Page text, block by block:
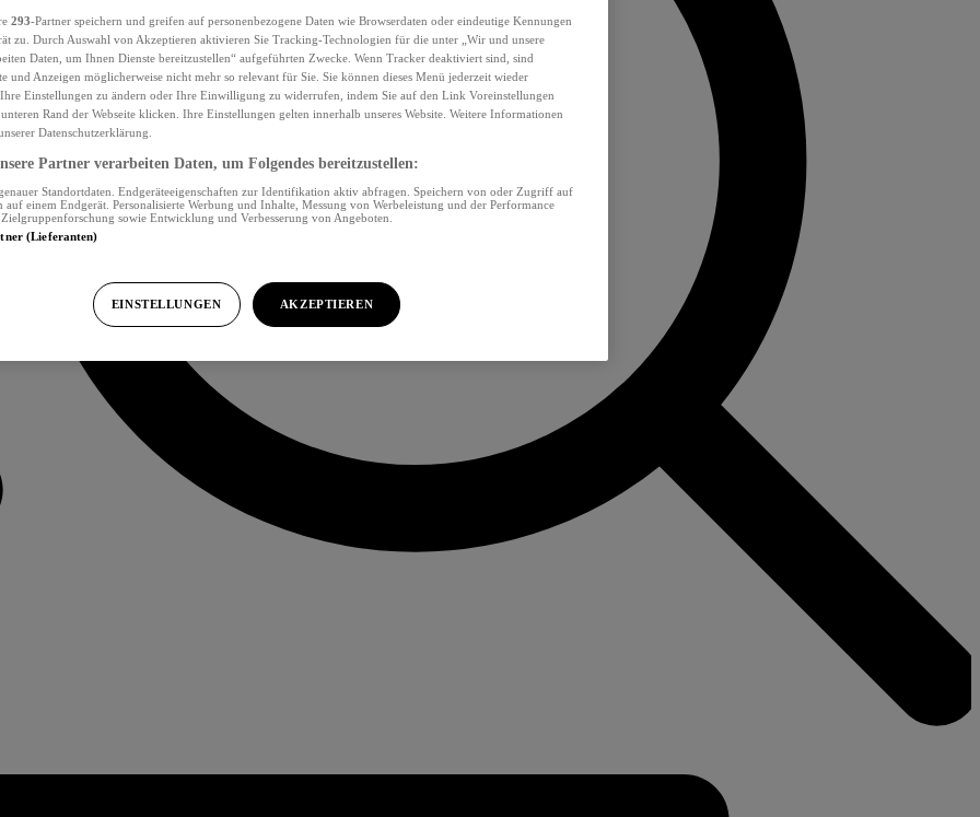
293-Partner speichern und greifen auf personenbezogene Daten wie Browserdaten oder eindeutige Kennungen
zu. Durch Auswahl von Akzeptieren aktivieren Sie Tracking-Technologien für die unter „Wir und unsere
Daten, um Ihnen Dienste bereitzustellen“ aufgeführten Zwecke. Wenn Tracker deaktiviert sind, sind
und Anzeigen möglicherweise nicht mehr so relevant für Sie. Sie können dieses Menü jederzeit wieder
Einstellungen zu ändern oder Ihre Einwilligung zu widerrufen, indem Sie auf den Link Voreinstellungen
Rand der Webseite klicken. Ihre Einstellungen gelten innerhalb unseres Website. Weitere Informationen
Datenschutzerklärung.
Partner verarbeiten Daten, um Folgendes bereitzustellen:
Standortdaten. Endgeräteeigenschaften zur Identifikation aktiv abfragen. Speichern von oder Zugriff auf
einem Endgerät. Personalisierte Werbung und Inhalte, Messung von Werbeleistung und der Performance
sowie Entwicklung und Verbesserung von Angeboten.
(Lieferanten)
EINSTELLUNGEN AKZEPTIEREN